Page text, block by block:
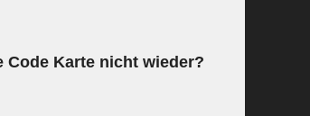
Code Karte nicht wieder?